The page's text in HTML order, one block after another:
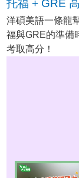
托福 + GRE
洋碩美語一條龍
福與GRE的準備
考取高分！